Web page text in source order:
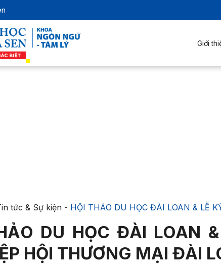
Giới
tức & Sự kiện- HỘI THẢO DU HỌC ĐÀI LOAN & LỄ
DU HỌC ĐÀI LOAN
HỘI THƯƠNG MẠI ĐÀI